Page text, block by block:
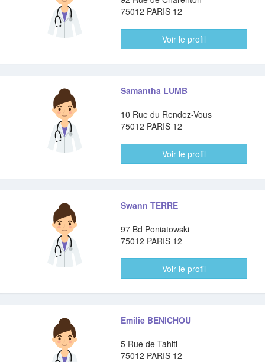
75012 PARIS 12
Voir le profil
Samantha LUMB
10 Rue du Rendez-Vous
75012 PARIS 12
Voir le profil
Swann TERRE
97 Bd Poniatowski
75012 PARIS 12
Voir le profil
Emilie BENICHOU
5 Rue de Tahiti
75012 PARIS 12